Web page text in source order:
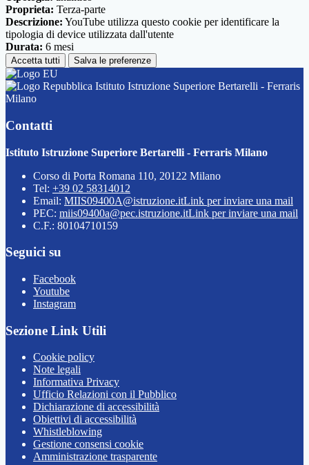
Proprieta: Terza-parte
Descrizione: YouTube utilizza questo cookie per identificare la
tipologia di device utilizzata dall'utente
Durata: 6 mesi
Accetta tutti Salva le preferenze
Istituto Istruzione Superiore Bertarelli - Ferraris
Milano
Contatti
Istituto Istruzione Superiore Bertarelli - Ferraris Milano
Corso di Porta Romana 110, 20122 Milano
Tel: +39 02 58314012
Email: MIIS09400A@istruzione.itLink per inviare una mail
PEC: miis09400a@pec.istruzione.itLink per inviare una mail
C.F.: 80104710159
Seguici su
Facebook
Youtube
Instagram
Sezione Link Utili
Cookie policy
Note legali
Informativa Privacy
Ufficio Relazioni con il Pubblico
Dichiarazione di accessibilità
Obiettivi di accessibilità
Whistleblowing
Gestione consensi cookie
Amministrazione trasparente